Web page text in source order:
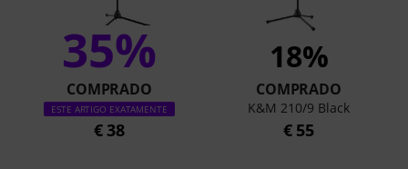
35%
COMPRADO
ESTE ARTIGO EXATAMENTE
€ 38
18%
COMPRADO
K&M 210/9 Black
€ 55